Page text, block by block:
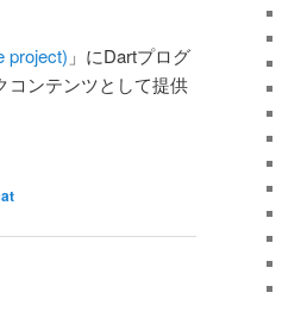
project) 」にDartプログ
コンテンツとして提供